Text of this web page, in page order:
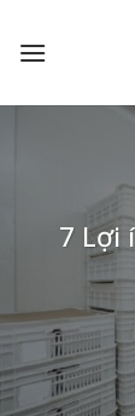
7 Lợi